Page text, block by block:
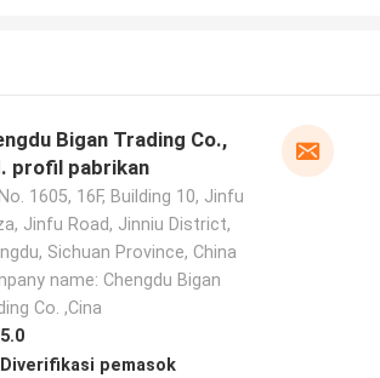
Bigan Trading Co.,
profil pabrikan
No. 1605, 16F, Building 10, Jinfu
Jinfu Road, Jinniu District,
Sichuan Province, China
name: Chengdu Bigan
Co. ,Cina
5.0
Diverifikasi pemasok